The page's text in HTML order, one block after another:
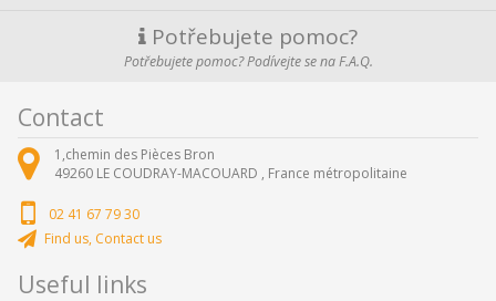
Potřebujete pomoc?
Potřebujete pomoc? Podívejte se na F.A.Q.
Contact
1,chemin des Pièces Bron
49260 LE COUDRAY-MACOUARD , France métropolitaine
02 41 67 79 30
Find us, Contact us
Useful links